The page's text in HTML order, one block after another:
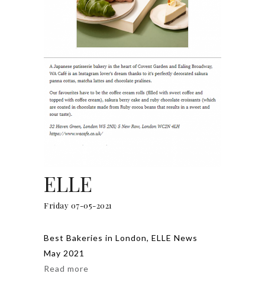
ELLE
Friday 07-05-2021
Best Bakeries in London, ELLE News
May 2021
Read more